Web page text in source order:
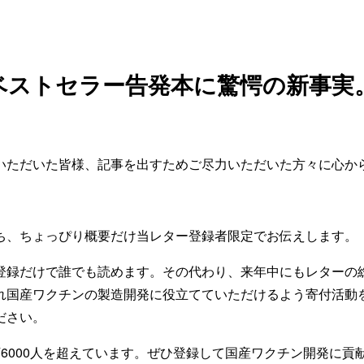
トセラー告発本に驚愕の新事実
ただいた皆様、記事を出すためご尽力いただいた方々に心か
ちょっぴり概要だけ当レター登録者限定でお伝えします。
録だけで誰でも読めます。その代わり、来年中にもレターの
国産ワクチンの製造開発に役立てていただけるよう寄付活動
い。
人を超えています。ぜひ登録して国産ワクチン開発に貢